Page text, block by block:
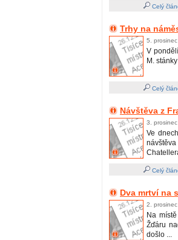
Celý
Trhy na
5.
V
M.
Celý
Návštěva z
3.
Ve
Celý
Dva mrtví na
2.
Na
Žďáru
došlo ...